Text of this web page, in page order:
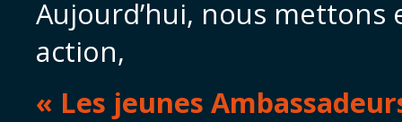
Aujourd’hui, nous mettons
action,
« Les jeunes